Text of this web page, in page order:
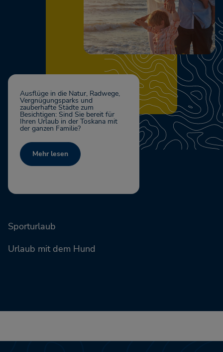
Ausflüge in die Natur, Radwege,
Vergnügungsparks und
zauberhafte Städte zum
Besichtigen: Sind Sie bereit für
Ihren Urlaub in der Toskana mit
der ganzen Familie?
Mehr lesen
Sporturlaub
Urlaub mit dem Hund